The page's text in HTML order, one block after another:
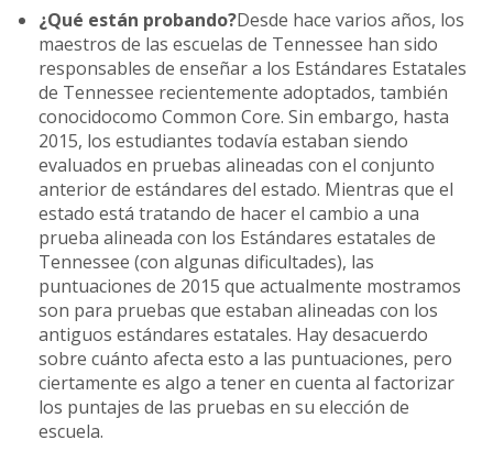
¿Qué están probando?Desde hace varios años, los
maestros de las escuelas de Tennessee han sido
responsables de enseñar a los Estándares Estatales
de Tennessee recientemente adoptados, también
conocidocomo Common Core. Sin embargo, hasta
2015, los estudiantes todavía estaban siendo
evaluados en pruebas alineadas con el conjunto
anterior de estándares del estado. Mientras que el
estado está tratando de hacer el cambio a una
prueba alineada con los Estándares estatales de
Tennessee (con algunas dificultades), las
puntuaciones de 2015 que actualmente mostramos
son para pruebas que estaban alineadas con los
antiguos estándares estatales. Hay desacuerdo
sobre cuánto afecta esto a las puntuaciones, pero
ciertamente es algo a tener en cuenta al factorizar
los puntajes de las pruebas en su elección de
escuela.